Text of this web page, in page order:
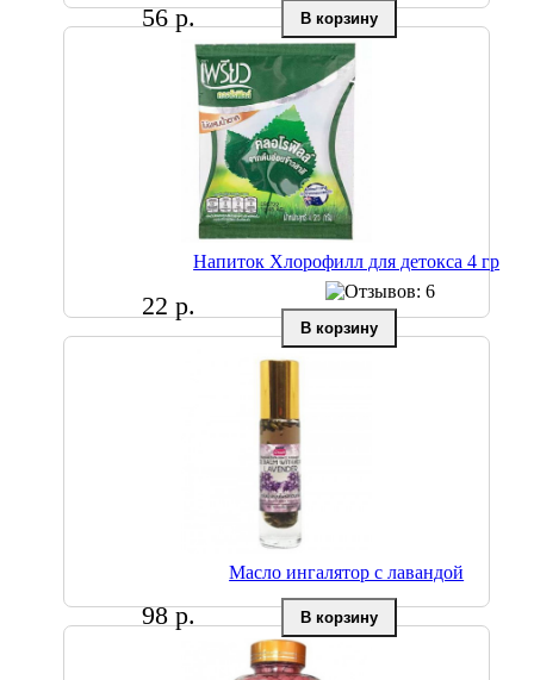
56 р.
Напиток Хлорофилл для детокса 4 гр
22 р.
Масло ингалятор с лавандой
98 р.